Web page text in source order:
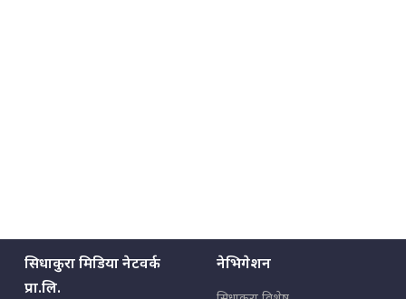
सिधाकुरा मिडिया नेटवर्क
प्रा.लि.
नेभिगेशन